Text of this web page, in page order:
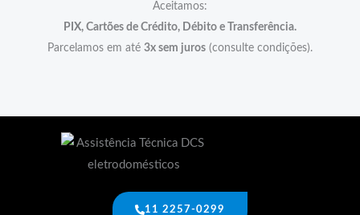
Aceitamos:
PIX, Cartões de Crédito, Débito e Transferência.
Parcelamos em até 3x sem juros (consulte condições).
11 2257-0299